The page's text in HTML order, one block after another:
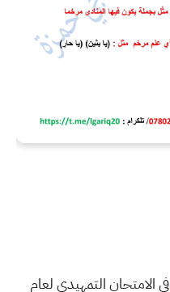
في الامتحان التمهيدي لعام